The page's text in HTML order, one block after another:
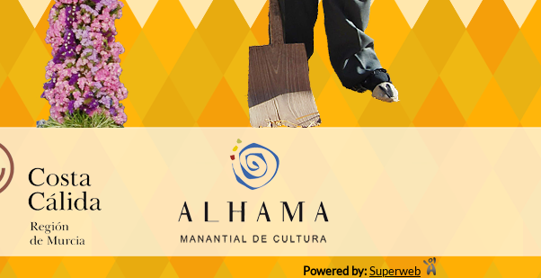
Powered by:Superweb